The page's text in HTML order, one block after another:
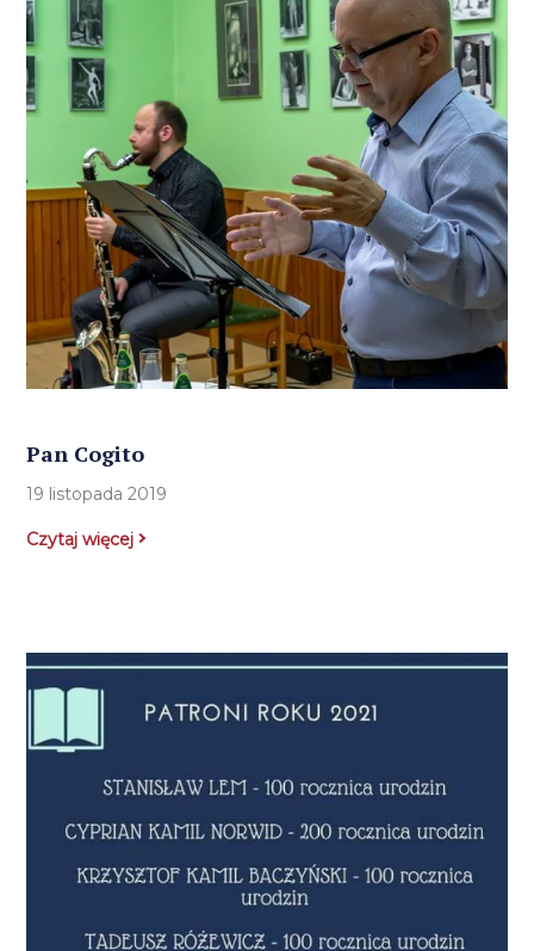
Pan Cogito
19 listopada 2019
Czytaj więcej